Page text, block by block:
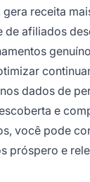
receita
de afiliados
dados de
e
você pode
próspero e